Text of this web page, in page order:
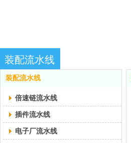
装配流水线
装配流水线
倍速链流水线
插件流水线
电子厂流水线